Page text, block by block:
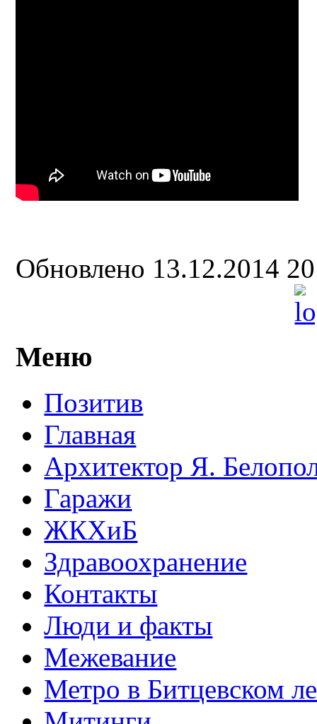
Обновлено 13.12.2014
Меню
Позитив
Главная
Архитектор Я.
Гаражи
ЖКХиБ
Здравоохранение
Контакты
Люди и факты
Межевание
Метро в Битцевском